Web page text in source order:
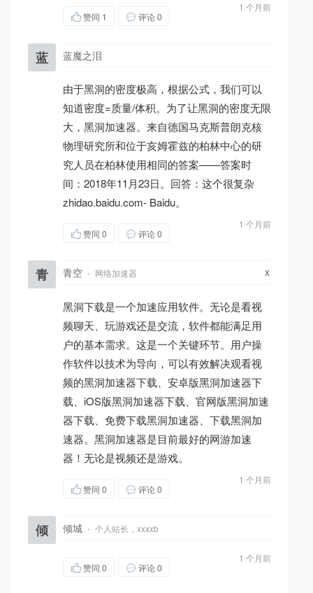
1 个月前
赞同 1 评论 0
蓝 蓝魔之泪
由于黑洞的密度极高，根据公式，我们可以
知道密度=质量/体积。为了让黑洞的密度无限
大，黑洞加速器。来自德国马克斯普朗克核
物理研究所和位于亥姆霍兹的柏林中心的研
究人员在柏林使用相同的答案——答案时
间：2018年11月23日。回答：这个很复杂
zhidao.baidu.com- Baidu。
1 个月前
赞同 0 评论 0
青 青空 · 网络加速器 x
黑洞下载是一个加速应用软件。无论是看视
频聊天、玩游戏还是交流，软件都能满足用
户的基本需求。这是一个关键环节。用户操
作软件以技术为导向，可以有效解决观看视
频的黑洞加速器下载、安卓版黑洞加速器下
载、iOS版黑洞加速器下载、官网版黑洞加速
器下载、免费下载黑洞加速器、下载黑洞加
速器。黑洞加速器是目前最好的网游加速
器！无论是视频还是游戏。
1 个月前
赞同 0 评论 0
倾 倾城 · 个人站长，xxxxb
1 个月前
赞同 0 评论 0